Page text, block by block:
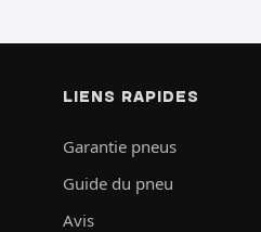
LIENS RAPIDES
Garantie pneus
Guide du pneu
Avis